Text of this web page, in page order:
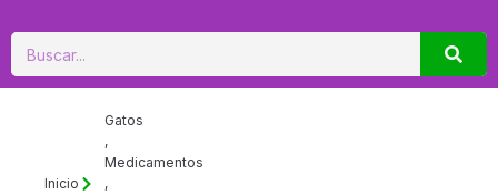
Buscar
Inicio
Gatos
,
Medicamentos
,